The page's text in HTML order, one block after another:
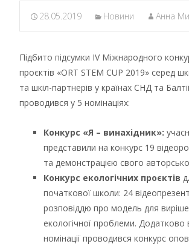
28.05.2019 Новини Анна
Підбито підсумки IV Міжнародного
проєктів «ORT STEM CUP 2019» серед
та шкіл-партнерів у країнах СНД та
проводився у 5 номінаціях:
Конкурс «Я – винахідник»:
представили на конкурс 19
та демонстрацією свого
Конкурс екологічних проєктів
початкової школи: 24
розповіддю про модель для
екологічної проблеми. Додатково
номінації проводився конкурс